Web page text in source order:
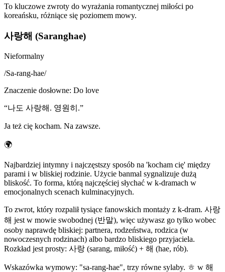
To kluczowe zwroty do wyrażania romantycznej miłości po
koreańsku, różniące się poziomem mowy.
사랑해 (Saranghae)
Nieformalny
/Sa-rang-hae/
Znaczenie dosłowne: Do love
“나도 사랑해. 영원히.”
Ja też cię kocham. Na zawsze.
🌍
Najbardziej intymny i najczęstszy sposób na 'kocham cię' między
parami i w bliskiej rodzinie. Użycie banmal sygnalizuje dużą
bliskość. To forma, którą najczęściej słychać w k-dramach w
emocjonalnych scenach kulminacyjnych.
To zwrot, który rozpalił tysiące fanowskich montaży z k-dram. 사랑
해 jest w mowie swobodnej (반말), więc używasz go tylko wobec
osoby naprawdę bliskiej: partnera, rodzeństwa, rodzica (w
nowoczesnych rodzinach) albo bardzo bliskiego przyjaciela.
Rozkład jest prosty: 사랑 (sarang, miłość) + 해 (hae, rób).
Wskazówka wymowy: "sa-rang-hae", trzy równe sylaby. ㅎ w 해